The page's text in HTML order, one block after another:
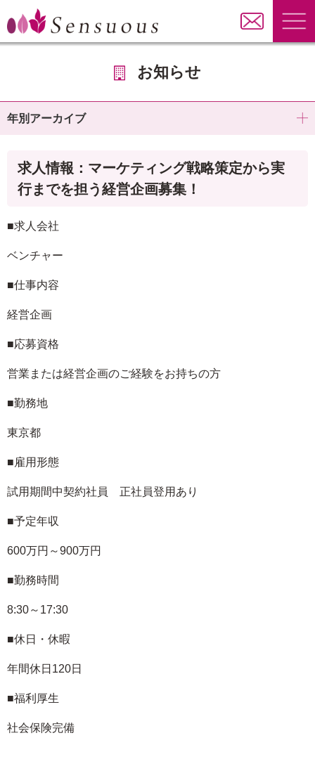
お知らせ
求人情報：マーケティング戦略策定から実
行までを担う経営企画募集！
■求人会社
ベンチャー
■仕事内容
経営企画
■応募資格
営業または経営企画のご経験をお持ちの方
■勤務地
東京都
■雇用形態
試用期間中契約社員 正社員登用あり
■予定年収
600万円～900万円
■勤務時間
8:30～17:30
■休日・休暇
年間休日120日
■福利厚生
社会保険完備
年別アーカイブ